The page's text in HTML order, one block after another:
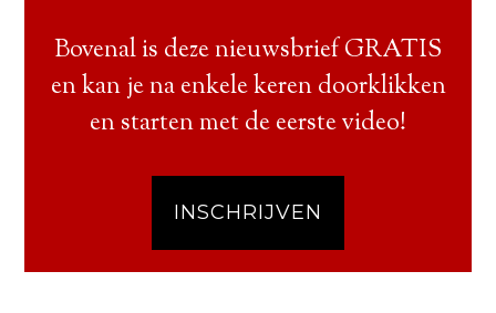
Bovenal is deze nieuwsbrief GRATIS
en kan je na enkele keren doorklikken
en starten met de eerste video!
INSCHRIJVEN